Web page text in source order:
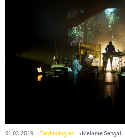
01.03.2019 Technologien Melanie Sehgal